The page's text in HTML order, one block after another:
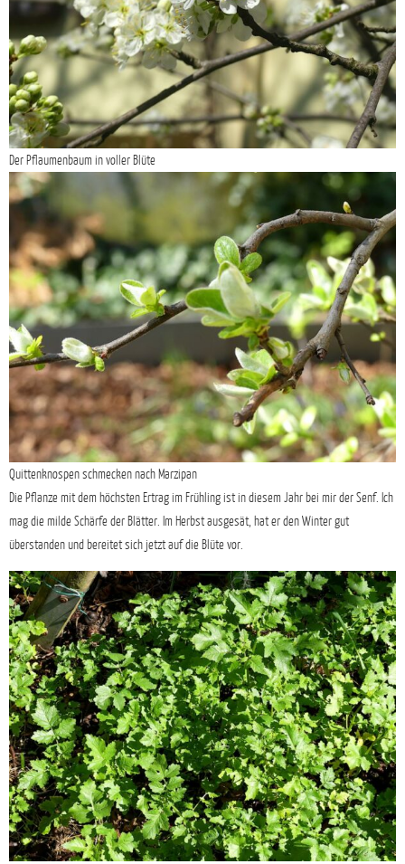
Der Pflaumenbaum in voller Blüte
Quittenknospen schmecken nach Marzipan
Die Pflanze mit dem höchsten Ertrag im Frühling ist in diesem Jahr bei mir der Senf. Ich
mag die milde Schärfe der Blätter. Im Herbst ausgesät, hat er den Winter gut
überstanden und bereitet sich jetzt auf die Blüte vor.